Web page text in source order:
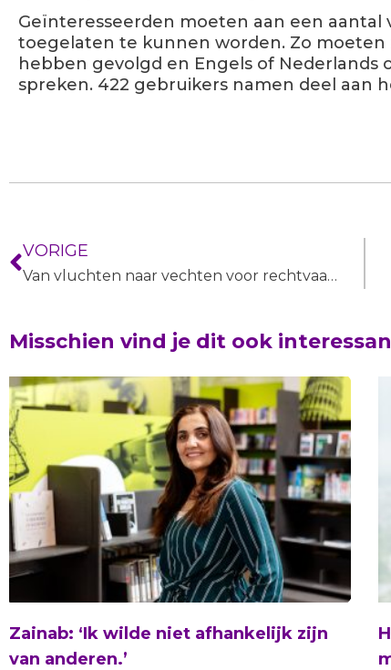
Geïnteresseerden moeten aan een aantal
toegelaten te kunnen worden. Zo moeten
hebben gevolgd en Engels of Nederlands
spreken. 422 gebruikers namen deel aan
VORIGE
Van vluchten naar vechten voor rechtvaardigheid
Misschien vind je dit ook
Zainab: ‘Ik wilde niet afhankelijk zijn
van anderen.’